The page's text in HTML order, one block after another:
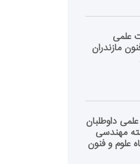
علمی
مازندران
داوطلبان
مهندسی
علوم و فنون